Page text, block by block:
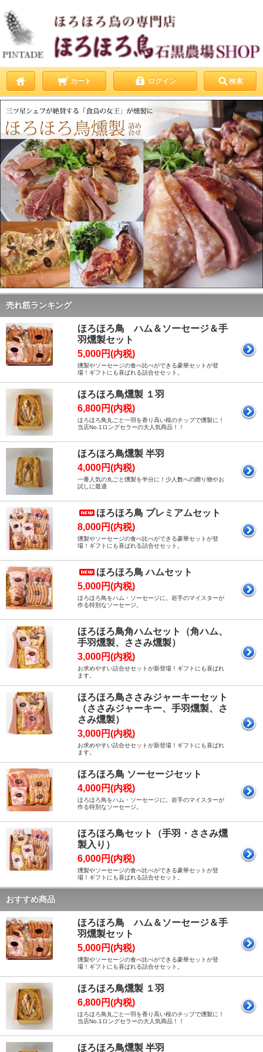
カート ログイン 検索
売れ筋ランキング
ほろほろ鳥 ハム＆ソーセージ＆手
羽燻製セット
5,000円(内税)
燻製やソーセージの食べ比べができる豪華セットが登
場！ギフトにも喜ばれる詰合せセット。
ほろほろ鳥燻製 １羽
6,800円(内税)
ほろほろ鳥丸ごと一羽を香り高い桜のチップで燻製に！
当店No.1ロングセラーの大人気商品！！
ほろほろ鳥燻製 半羽
4,000円(内税)
一番人気の丸ごと燻製を半分に！少人数への贈り物やお
試しに最適
ほろほろ鳥 プレミアムセット
8,000円(内税)
燻製やソーセージの食べ比べができる豪華セットが登
場！ギフトにも喜ばれる詰合せセット。
ほろほろ鳥 ハムセット
5,000円(内税)
ほろほろ鳥をハム・ソーセージに。岩手のマイスターが
作る特別なソーセージ。
ほろほろ鳥角ハムセット（角ハム、
手羽燻製、ささみ燻製）
3,000円(内税)
お求めやすい詰合せセットが新登場！ギフトにも喜ばれ
ます。
ほろほろ鳥ささみジャーキーセット
（ささみジャーキー、手羽燻製、さ
さみ燻製）
3,000円(内税)
お求めやすい詰合せセットが新登場！ギフトにも喜ばれ
ます。
ほろほろ鳥 ソーセージセット
4,000円(内税)
ほろほろ鳥をハム・ソーセージに。岩手のマイスターが
作る特別なソーセージ。
ほろほろ鳥セット（手羽・ささみ燻
製入り）
6,000円(内税)
燻製やソーセージの食べ比べができる豪華セットが登
場！ギフトにも喜ばれる詰合せセット。
おすすめ商品
ほろほろ鳥 ハム＆ソーセージ＆手
羽燻製セット
5,000円(内税)
燻製やソーセージの食べ比べができる豪華セットが登
場！ギフトにも喜ばれる詰合せセット。
ほろほろ鳥燻製 １羽
6,800円(内税)
ほろほろ鳥丸ごと一羽を香り高い桜のチップで燻製に！
当店No.1ロングセラーの大人気商品！！
ほろほろ鳥燻製 半羽